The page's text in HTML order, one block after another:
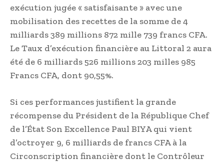
exécution jugée « satisfaisante » avec une
mobilisation des recettes de la somme de 4
milliards 389 millions 872 mille 739 francs CFA.
Le Taux d’exécution financière au Littoral 2 aura
été de 6 milliards 526 millions 203 milles 985
Francs CFA, dont 90,55%.
Si ces performances justifient la grande
récompense du Président de la République Chef
de l’État Son Excellence Paul BIYA qui vient
d’octroyer 9, 6 milliards de francs CFA à la
Circonscription financière dont le Contrôleur